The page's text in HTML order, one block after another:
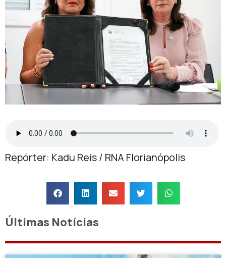
Repórter: Kadu Reis / RNA Florianópolis
Últimas Notícias